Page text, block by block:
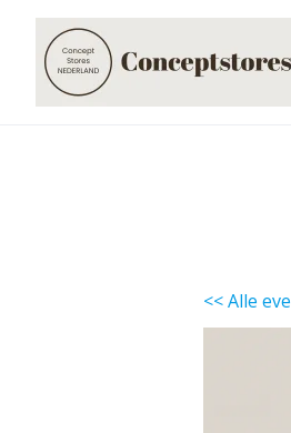
content
<< Alle